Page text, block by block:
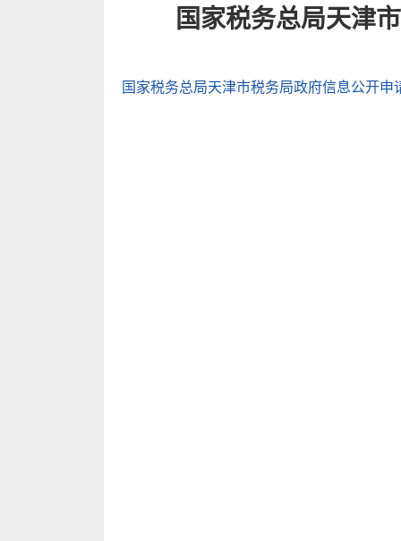
国家税务总局天津
国家税务总局天津市税务局政府信息公开申